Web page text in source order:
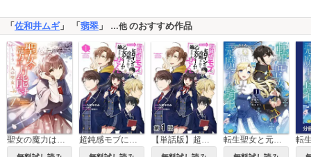
「佐和井ムギ」 「翡翠 」 …他のおすすめ作品
聖女の魔力は万能です ～もう一人の聖女～ 超鈍感モブにヒロインが攻略されて、乙女ゲームが始まりません@COMIC 【単話版】超鈍感モブにヒロインが攻略されて、乙女ゲームが始まりません@COMIC 転生聖女と元魔王の騎士